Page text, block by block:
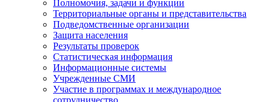
Полномочия, задачи и функции
Территориальные органы и представительства
Подведомственные организации
Защита населения
Результаты проверок
Статистическая информация
Информационные системы
Учрежденные СМИ
Участие в программах и международное